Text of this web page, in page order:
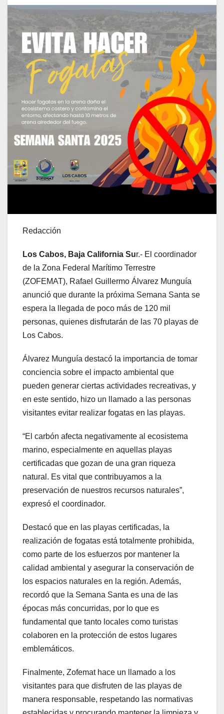
Redacción
Los Cabos, Baja California Sur.- El coordinador
de la Zona Federal Marítimo Terrestre
(ZOFEMAT), Rafael Guillermo Álvarez Munguía
anunció que durante la próxima Semana Santa se
espera la llegada de poco más de 120 mil
personas, quienes disfrutarán de las 70 playas de
Los Cabos.
Álvarez Munguía destacó la importancia de tomar
conciencia sobre el impacto ambiental que
pueden generar ciertas actividades recreativas, y
en este sentido, hizo un llamado a las personas
visitantes evitar realizar fogatas en las playas.
“El carbón afecta negativamente al ecosistema
marino, especialmente en aquellas playas
certificadas que gozan de una gran riqueza
natural. Es vital que contribuyamos a la
preservación de nuestros recursos naturales”,
expresó el coordinador.
Destacó que en las playas certificadas, la
realización de fogatas está totalmente prohibida,
como parte de los esfuerzos por mantener la
calidad ambiental y asegurar la conservación de
los espacios naturales en la región. Además,
recordó que la Semana Santa es una de las
épocas más concurridas, por lo que es
fundamental que tanto locales como turistas
colaboren en la protección de estos lugares
emblemáticos.
Finalmente, Zofemat hace un llamado a los
visitantes para que disfruten de las playas de
manera responsable, respetando las normativas